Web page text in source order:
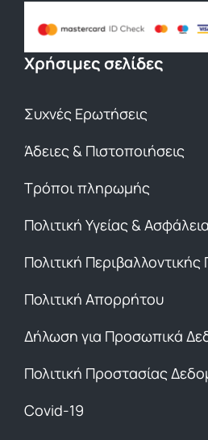
Χρήσιμες σελίδες
Συχνές Ερωτήσεις
Άδειες & Πιστοποιήσεις
Τρόποι πληρωμής
Πολιτική Υγείας &
Πολιτική
Πολιτική Απορρήτου
Δήλωση για Προσωπικά
Πολιτική Προστασίας
Covid-19